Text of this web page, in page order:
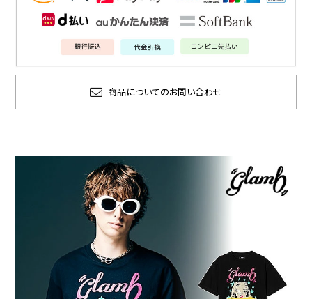
商品についてのお問い合わせ